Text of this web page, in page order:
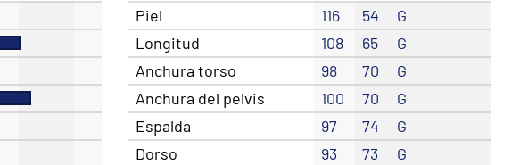
Piel 116 54
G
Longitud
108 65
G
Anchura torso
98 70
G
Anchura del pelvis
100 70
G
Espalda
97 74
G
Dorso
93 73
G